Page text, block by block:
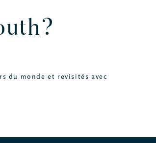
du monde et revisités avec